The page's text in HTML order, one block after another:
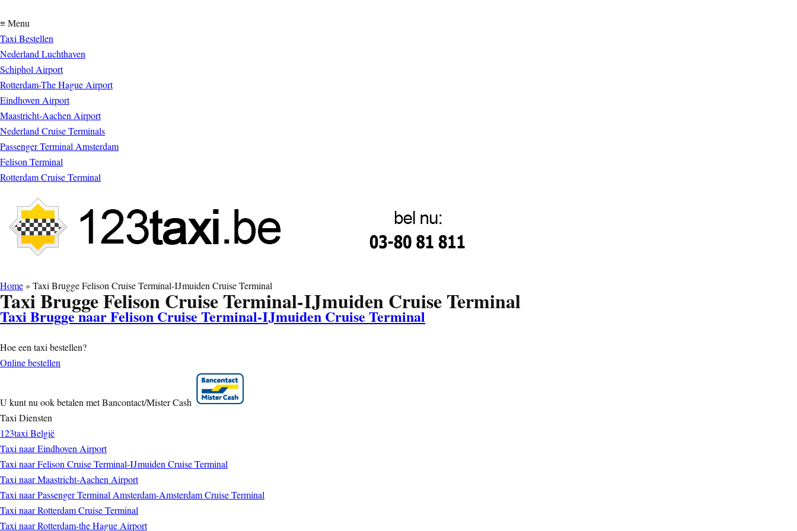
≡ Menu
Taxi Bestellen
Nederland Luchthaven
Schiphol Airport
Rotterdam-The Hague Airport
Eindhoven Airport
Maastricht-Aachen Airport
Nederland Cruise Terminals
Passenger Terminal Amsterdam
Felison Terminal
Rotterdam Cruise Terminal
Home» Taxi Brugge Felison Cruise Terminal-IJmuiden Cruise Terminal
Taxi Brugge Felison Cruise Terminal-IJmuiden Cruise Terminal
Taxi Brugge naar Felison Cruise Terminal-IJmuiden Cruise Terminal
Hoe een taxi bestellen?
Online bestellen
U kunt nu ook betalen met Bancontact/Mister Cash
Taxi Diensten
123taxi België
Taxi naar Eindhoven Airport
Taxi naar Felison Cruise Terminal-IJmuiden Cruise Terminal
Taxi naar Maastricht-Aachen Airport
Taxi naar Passenger Terminal Amsterdam-Amsterdam Cruise Terminal
Taxi naar Rotterdam Cruise Terminal
Taxi naar Rotterdam-the Hague Airport